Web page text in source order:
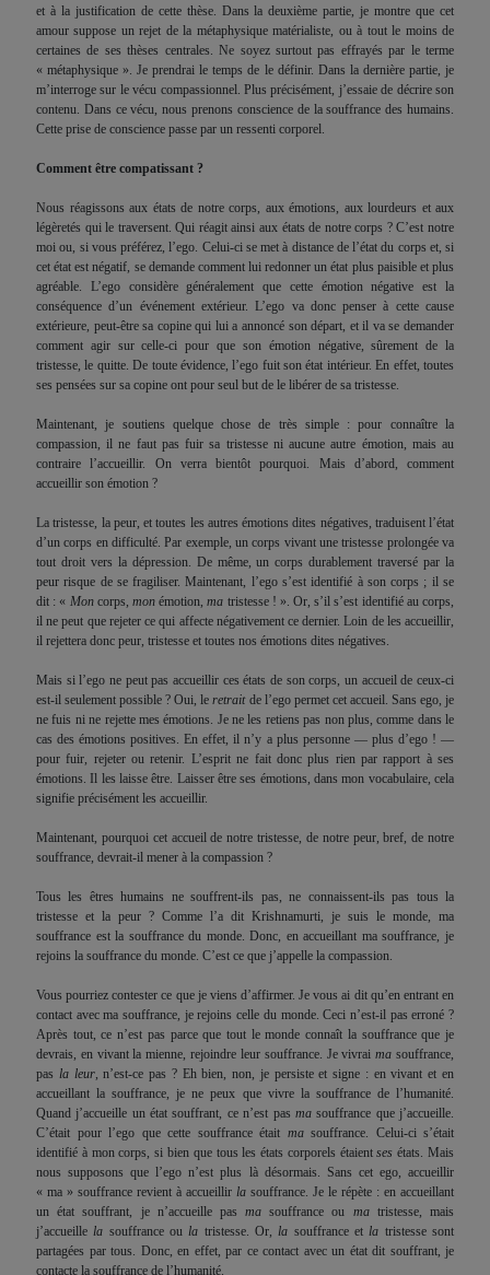
et à la justification de cette thèse. Dans la deuxième partie, je montre que cet
amour suppose un rejet de la métaphysique matérialiste, ou à tout le moins de
certaines de ses thèses centrales. Ne soyez surtout pas effrayés par le terme
« métaphysique ». Je prendrai le temps de le définir. Dans la dernière partie, je
m’interroge sur le vécu compassionnel. Plus précisément, j’essaie de décrire son
contenu. Dans ce vécu, nous prenons conscience de la souffrance des humains.
Cette prise de conscience passe par un ressenti corporel.
Comment être compatissant ?
Nous réagissons aux états de notre corps, aux émotions, aux lourdeurs et aux
légèretés qui le traversent. Qui réagit ainsi aux états de notre corps ? C’est notre
moi ou, si vous préférez, l’ego. Celui-ci se met à distance de l’état du corps et, si
cet état est négatif, se demande comment lui redonner un état plus paisible et plus
agréable. L’ego considère généralement que cette émotion négative est la
conséquence d’un événement extérieur. L’ego va donc penser à cette cause
extérieure, peut-êtresa copine qui luia annoncé son départ, et il va se demander
comment agir sur celle-ci pour que son émotion négative, sûrement de la
tristesse,le quitte. De toute évidence, l’ego fuit son état intérieur. En effet, toutes
ses pensées sur sa copine ont pour seul but de le libérer de sa tristesse.
Maintenant, je soutiens quelque chose de très simple : pour connaître la
compassion, il ne faut pas fuir sa tristesse ni aucune autre émotion, mais au
contraire l’accueillir. On verra bientôt pourquoi. Mais d’abord, comment
accueillir son émotion ?
La tristesse, la peur, et toutes les autres émotions dites négatives, traduisent l’état
d’un corps en difficulté. Par exemple, un corps vivant une tristesse prolongée va
tout droit vers la dépression. De même, un corps durablement traversé par la
peur risque de se fragiliser. Maintenant, l’ego s’est identifié à son corps ; il se
dit : « Moncorps, monémotion,ma tristesse ! ». Or, s’il s’est identifié au corps,
il ne peut que rejeter ce qui affecte négativement ce dernier. Loin de les accueillir,
il rejettera donc peur, tristesse et toutes nos émotions dites négatives.
Mais si l’ego ne peut pas accueillir ces états de son corps, un accueil de ceux-ci
est-il seulement possible ? Oui, leretrait de l’ego permet cet accueil. Sans ego, je
ne fuis ni ne rejette mes émotions. Je ne les retiens pas non plus, comme dans le
cas des émotions positives. En effet, il n’y a plus personne — plus d’ego ! —
pour fuir, rejeter ou retenir. L’esprit ne fait donc plus rien par rapport à ses
émotions. Il les laisse être. Laisser être ses émotions, dans mon vocabulaire, cela
signifie précisément les accueillir.
Maintenant, pourquoi cet accueil de notre tristesse, de notre peur, bref, de notre
souffrance, devrait-il mener à la compassion ?
Tous les êtres humains ne souffrent-ils pas, ne connaissent-ils pas tous la
tristesse et la peur ? Comme l’a dit Krishnamurti, je suis le monde, ma
souffrance est la souffrance du monde. Donc, en accueillant ma souffrance, je
rejoins la souffrance du monde. C’est ce que j’appelle la compassion.
Vous pourriez contester ce que je viens d’affirmer. Je vous ai dit qu’en entrant en
contact avec ma souffrance, je rejoins celle du monde. Ceci n’est-il pas erroné ?
Après tout, ce n’est pas parce que tout le monde connaît la souffrance que je
devrais, en vivant la mienne, rejoindre leur souffrance. Je vivraima souffrance,
pas la leur, n’est-ce pas ? Eh bien, non, je persiste et signe : en vivant et en
accueillant la souffrance, je ne peux que vivre la souffrance de l’humanité.
Quand j’accueille un état souffrant, ce n’est pas masouffrance que j’accueille.
C’était pour l’ego que cette souffrance était masouffrance. Celui-ci s’était
identifié à mon corps, si bien que tous les états corporels étaientses états. Mais
nous supposons que l’ego n’est plus là désormais. Sans cet ego, accueillir
« ma » souffrance revient à accueillir la souffrance. Je le répète : en accueillant
un état souffrant, je n’accueille pasma souffrance ou ma tristesse, mais
j’accueillela souffrance oula tristesse. Or, la souffrance etla tristesse sont
partagées par tous. Donc, en effet, par ce contact avec un état dit souffrant, je
contacte la souffrance de l’humanité.